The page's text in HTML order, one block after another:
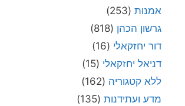
אמנות (253)
גרשון הכהן (818)
דור יחזקאלי (16)
דניאל יחזקאלי (15)
ללא קטגוריה (162)
מדע ועתידנות (135)